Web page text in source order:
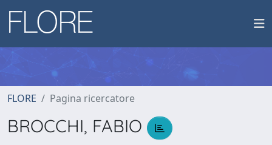
FLORE Pagina ricercatore
BROCCHI, FABIO